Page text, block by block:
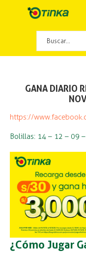
GANA DIARIO
https://
Bolillas: 14 – 12 – 09
¿Cómo Jugar